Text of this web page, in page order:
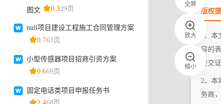
全屏
放大
缩小
版权
1、
容的
提交
2、本
务商